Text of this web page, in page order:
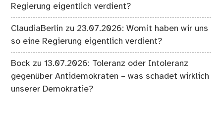
Regierung eigentlich verdient?
ClaudiaBerlin zu 23.07.2026: Womit haben wir uns
so eine Regierung eigentlich verdient?
Bock zu13.07.2026: Toleranz oder Intoleranz
gegenüber Antidemokraten – was schadet wirklich
unserer Demokratie?